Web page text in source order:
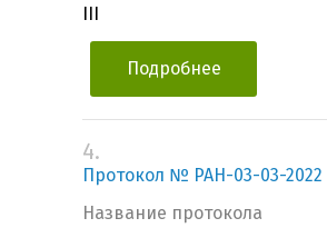
Подробнее
4.
Протокол № РАН-03-03-2022
Название протокола